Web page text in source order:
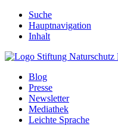
Suche
Hauptnavigation
Inhalt
Blog
Presse
Newsletter
Mediathek
Leichte Sprache